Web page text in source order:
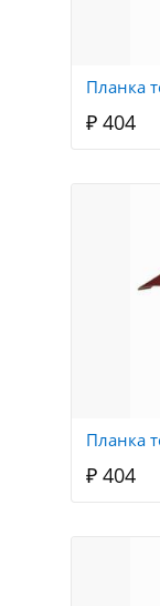
Планка
₽ 404
Планка
₽ 404